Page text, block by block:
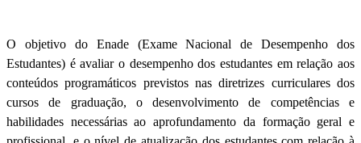
O objetivo do Enade (Exame Nacional de Desempenho dos
Estudantes) é avaliar o desempenho dos estudantes em relação aos
conteúdos programáticos previstos nas diretrizes curriculares dos
cursos de graduação, o desenvolvimento de competências e
habilidades necessárias ao aprofundamento da formação geral e